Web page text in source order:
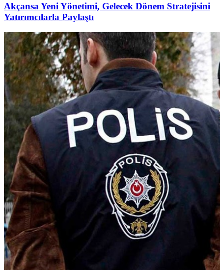
Akçansa Yeni Yönetimi, Gelecek Dönem Stratejisini
Yatırımcılarla Paylaştı